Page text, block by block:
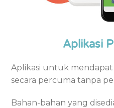
Aplikasi
Aplikasi untuk
secara percuma tanpa
Bahan-bahan yang